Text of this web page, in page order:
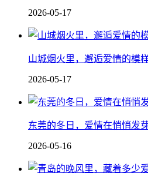
2026-05-17
山城烟火里，邂逅爱情的模
2026-05-17
东莞的冬日，爱情在悄悄发
2026-05-16